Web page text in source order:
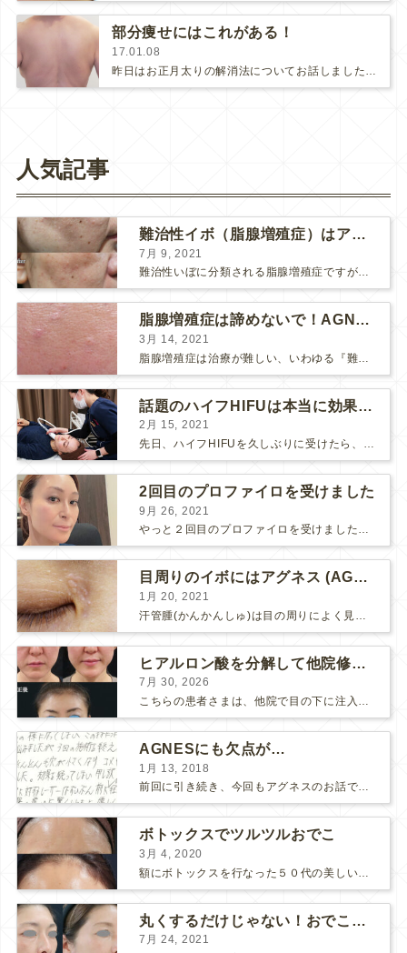
部分痩せにはこれがある！
17.01.08
人気記事
難治性イボ（脂腺増殖症）はアグネスAGNESが効果的です！
7月 9, 2021
難治性いぼに分類される脂腺増殖症ですが、脂腺増殖症はAGNESアグネスにとても良く反応して、きれいに治すことができます。 ↑ 脂腺増殖症をアグネスAGNESで３回治療した1ヶ月後の写真です。...
脂腺増殖症は諦めないで！AGNESアグネス治療でツルツル肌に！
3月 14, 2021
話題のハイフHIFUは本当に効果があるのか？
2月 15, 2021
先日、ハイフHIFUを久しぶりに受けたら、顔の調子がとても良い感じです♪ 私はハイフHIFU後はいつも３日位、人には気付かれない程度に軽く腫れて、その後、グングンと顔が引き締まります。 ...
2回目のプロファイロを受けました
9月 26, 2021
やっと２回目のプロファイロを受けました。 ↑ 写真はプロファイロ翌日です。 この距離の写真では凹凸は映らないですし、 実物も、首がよく見ると凹凸が残っている位で、 それも３日で...
目周りのイボにはアグネス (AGNES）が効く！（ほぼ）ノーダウンタイムのイボ治療
1月 20, 2021
ヒアルロン酸を分解して他院修正（目の下のチンダル現象とその補正）
7月 30, 2026
こちらの患者さまは、他院で目の下に注入したヒアルロン酸がチンダル現象を起こしていたため、 ヒアルロン酸を分解する薬（ヒアルロニダーゼ）で分解してから 改めてヒアルロン酸を入れ直しました。 ...
AGNESにも欠点が…
1月 13, 2018
前回に引き続き、今回もアグネスのお話です。 AGNESはとっても良い治療である一方、 欠点もいくつかありますので、そちらもお話ししておきますね。 AGNESの欠点 1. ダウンタイム A...
ボトックスでツルツルおでこ
3月 4, 2020
丸くするだけじゃない！おでこのヒアルロン酸注射
7月 24, 2021